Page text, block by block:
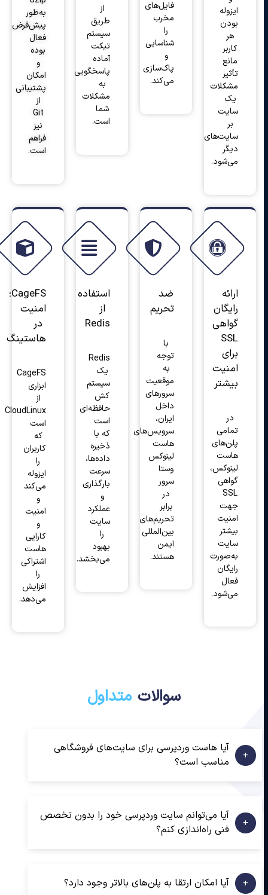
ایزوله
بودن
هر
کاربر
مانع
تأثیر
مشکلات
یک
سایت
بر
سایت‌های
دیگر
می‌شود.
فایل‌های
مخرب
شناسایی
پاک‌سازی
می‌کند.
از
طریق
سیستم
تیکت
آماده
پاسخگویی
به
مشکلات
شما
است.
به‌طور
پیش‌فرض
فعال
بوده
امکان
پشتیبانی
از
Git
نیز
فراهم
است.
ارائه
رایگان
گواهی
SSL
برای
امنیت
بیشتر
در
تمامی
پلن‌های
هاست
لینوکس،
گواهی
SSL
جهت
امنیت
بیشتر
سایت
به‌صورت
رایگان
فعال
می‌شود.
ضد
تحریم
با
توجه
به
موقعیت
سرورهای
داخل
ایران،
سرویس‌های
هاست
لینوکس
وستا
سرور
در
برابر
تحریم‌های
بین‌المللی
ایمن
هستند.
استفاده
از
Redis
Redis
یک
سیستم
کش
حافظه‌ای
است
که با
ذخیره
داده‌ها،
سرعت
بارگذاری
عملکرد
سایت
بهبود
می‌بخشد.
CageFS؛
امنیت
در
هاستینگ
CageFS
ابزاری
از
CloudLinux
است
که
کاربران
ایزوله
می‌کند
امنیت
کارایی
هاست
اشتراکی
افزایش
می‌دهد.
سوالات متداول
آیا هاست وردپرسی برای سایت‌های فروشگاهی
مناسب است؟
آیا می‌توانم سایت وردپرسی خود را بدون تخصص
فنی راه‌اندازی کنم؟
آیا امکان ارتقا به پلن‌های بالاتر وجود دارد؟